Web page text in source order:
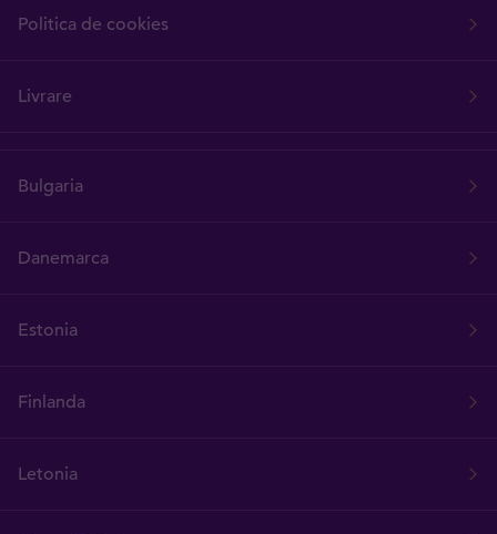
Politica de cookies
Livrare
Bulgaria
Danemarca
Estonia
Finlanda
Letonia